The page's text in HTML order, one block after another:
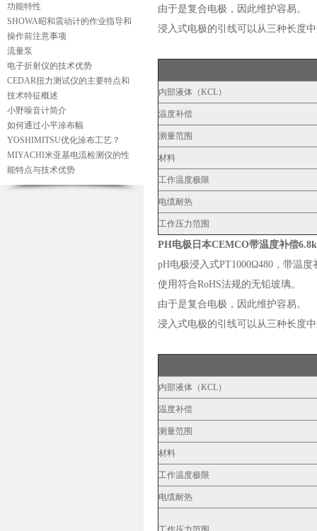
功能特性
SHOWA昭和震动计的作业指导和
操作前注意事项
流量泵
电子折射仪的技术优势
CEDAR扭力测试仪的主要特点和
技术特征概述
小野噪音计简介
如何通过小平涂布幅
YOSHIMITSU优化涂布工艺？
MIYACHI米亚基电流检测仪的性
能特点与技术优势
由于是复合电极，因此维护容易。
浸入式电极的引线可以从三种长度
内部液体（KCL）
温度补偿
测量范围
材料
工作温度极限
电缆耐热
工作压力范围
PH电极日本CEMCO带温度补偿
pH电极浸入式PT1000Ω480，带温
使用符合RoHS法规的无铅玻璃。
由于是复合电极，因此维护容易。
浸入式电极的引线可以从三种长度
内部液体（KCL）
温度补偿
测量范围
材料
工作温度极限
电缆耐热